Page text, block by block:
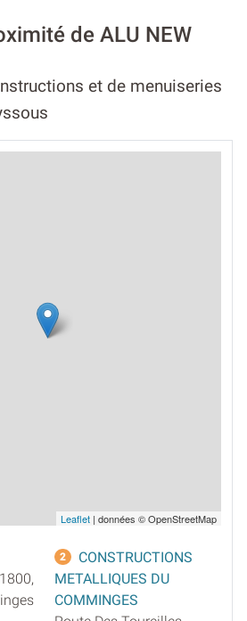
de ALU NEW
et de menuiseries
Leaflet | données © OpenStreetMap
2
CONSTRUCTIONS
METALLIQUES DU
COMMINGES